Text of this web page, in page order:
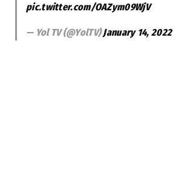
pic.twitter.com/OAZym09WjV
— Yol TV (@YolTV)January 14, 2022